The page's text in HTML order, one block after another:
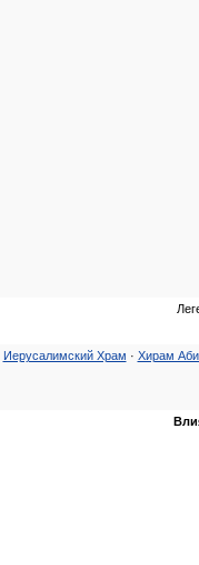
Иерусалимский Храм · Хирам